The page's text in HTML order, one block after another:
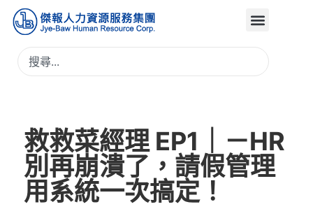
救救菜經理 EP1｜－HR
別再崩潰了，請假管理
用系統一次搞定！